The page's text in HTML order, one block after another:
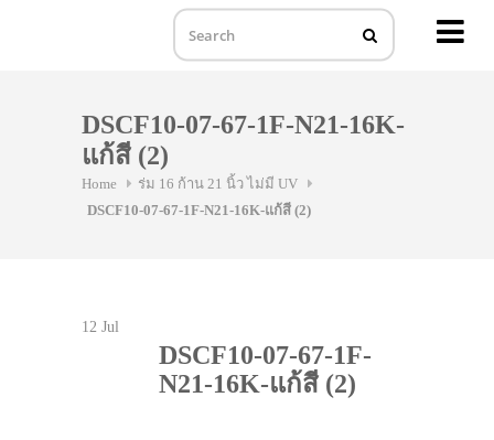
DSCF10-07-67-1F-N21-16K-
แก้สี (2)
Home
ร่ม 16 ก้าน 21 นิ้ว ไม่มี UV
DSCF10-07-67-1F-N21-16K-แก้สี (2)
12 Jul
DSCF10-07-67-1F-
N21-16K-แก้สี (2)